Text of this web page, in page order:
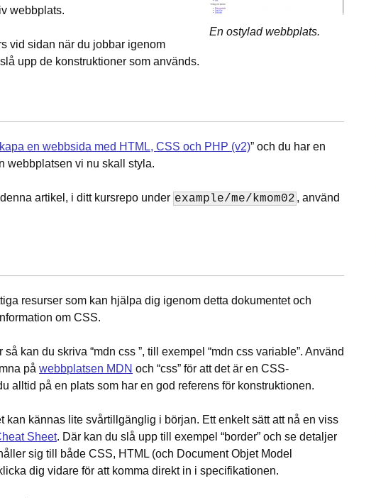
En ostylad webbplats.
webbplats.
vid sidan när du jobbar igenom
upp de konstruktioner som används.
en webbsida med HTML, CSS och PHP (v2)” och du har en
webbplatsen vi nu skall styla.
artikel, i ditt kursrepo under example/me/kmom02 , använd
resurser som kan hjälpa dig igenom detta dokumentet och
om CSS.
så kan du skriva “mdn css”, till exempel “mdn css variable”. Använd
påwebbplatsen MDN och “css” för att det är en CSS-
alltid på en plats som har en god referens för konstruktionen.
kan kännas lite svårtillgänglig i början. Ett enkelt sätt att nå en viss
Sheet. Där kan du slå upp till exempel “border” och se detaljer
sig till både CSS, HTML (och Document Objet Model
dig vidare för att komma direkt in i specifikationen.